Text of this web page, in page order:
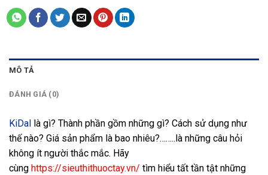
MÔ TẢ
ĐÁNH GIÁ (0)
KiDal
là gì? Thành phần gồm những gì? Cách sử dụng như
thế nào? Giá sản phẩm là bao nhiêu?……..là những câu hỏi
không ít người thắc mắc. Hãy
cùng https://sieuthithuoctay.vn/ tìm hiểu tất tần tật những